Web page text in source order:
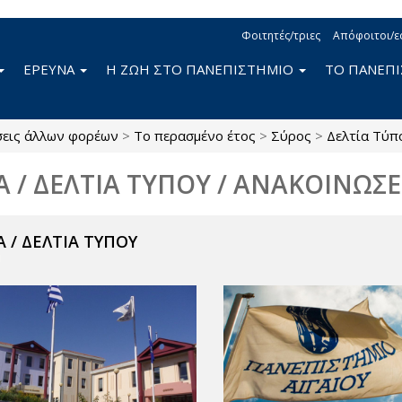
Φοιτητές/τριες Απόφοιτοι/
ΕΡΕΥΝΑ Η ΖΩΗ ΣΤΟ ΠΑΝΕΠΙΣΤΗΜΙΟ ΤΟ
άλλων φορέων > Το περασμένο έτος > Σύρος > Δελτία
/ ΔΕΛΤΙΑ ΤΥΠΟΥ /
/ ΔΕΛΤΙΑ ΤΥΠΟΥ